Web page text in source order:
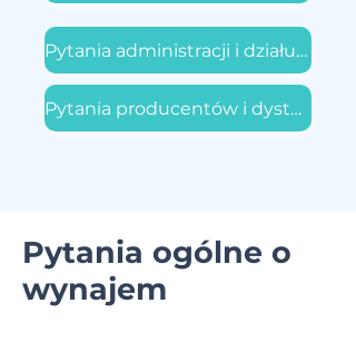
Pytania administracji i działu zakupów
Pytania producentów i dystrybutorów
Pytania ogólne o
wynajem